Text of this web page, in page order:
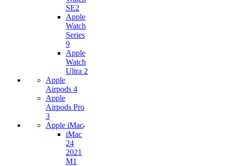
SE2
Apple
Watch
Series
9
Apple
Watch
Ultra 2
Apple
Airpods 4
Apple
Airpods Pro
3
Apple iMac
iMac
24
2021
M1